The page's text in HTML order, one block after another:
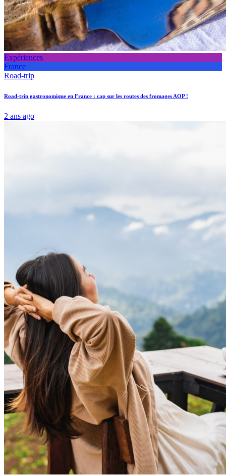
Expériences
France
Road-trip
Road-trip gastronomique en France : cap sur les routes des fromages AOP !
2 ans ago